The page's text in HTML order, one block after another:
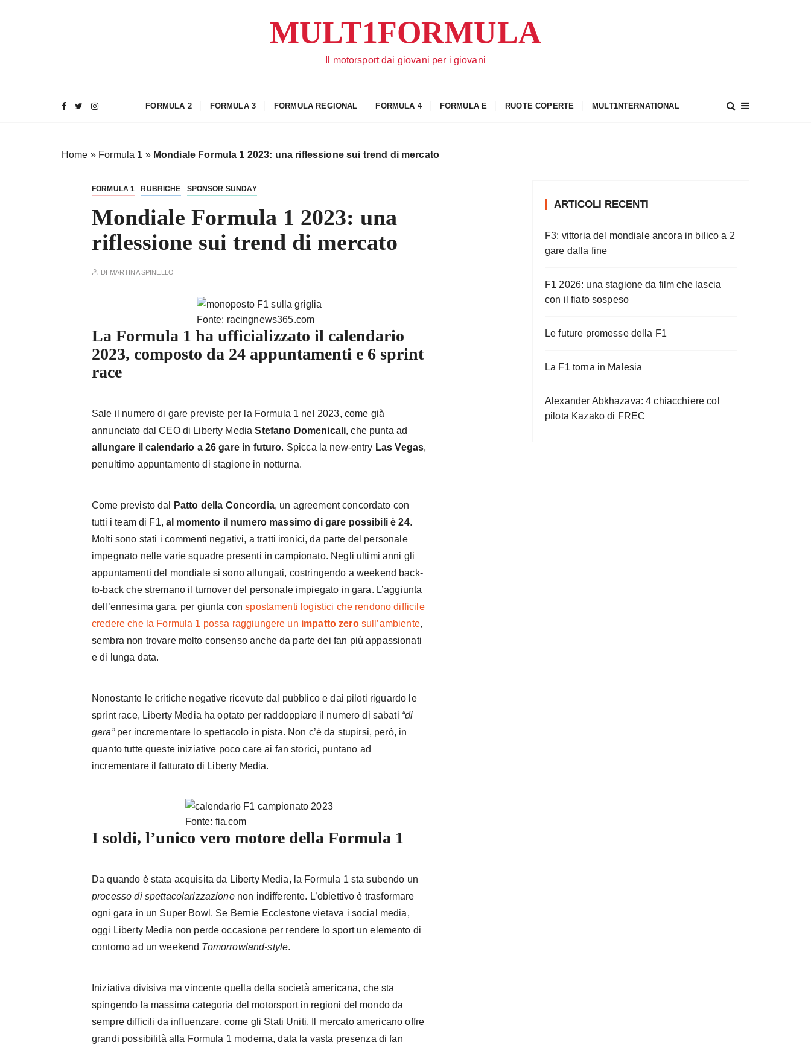
MULT1FORMULA
Il motorsport dai giovani per i giovani
FORMULA 2 FORMULA 3 FORMULA REGIONAL FORMULA 4 FORMULA E RUOTE COPERTE MULT1NTERNATIONAL
Home » Formula 1 » Mondiale Formula 1 2023: una riflessione sui trend di mercato
FORMULA 1 RUBRICHE SPONSOR SUNDAY
Mondiale Formula 1 2023: una
riflessione sui trend di mercato
DI MARTINA SPINELLO
Fonte: racingnews365.com
La Formula 1 ha ufficializzato il calendario
2023, composto da 24 appuntamenti e 6 sprint
race
Sale il numero di gare previste per la Formula 1 nel 2023, come già
annunciato dal CEO di Liberty MediaStefano Domenicali, che punta ad
allungare il calendario a 26 gare in futuro. Spicca la new-entry Las Vegas,
penultimo appuntamento di stagione in notturna.
Come previsto dal Patto della Concordia, un agreement concordato con
tutti i team di F1,al momento il numero massimo di gare possibili è 24.
Molti sono stati i commenti negativi, a tratti ironici, da parte del personale
impegnato nelle varie squadre presenti in campionato. Negli ultimi anni gli
appuntamenti del mondiale si sono allungati, costringendo a weekend back-
to-back che stremano il turnover del personale impiegato in gara. L’aggiunta
dell’ennesima gara, per giunta conspostamenti logistici che rendono difficile
credere che la Formula 1 possa raggiungere un impatto zerosull’ambiente,
sembra non trovare molto consenso anche da parte dei fan più appassionati
e di lunga data.
Nonostante le critiche negative ricevute dal pubblico e dai piloti riguardo le
sprint race, Liberty Media ha optato per raddoppiare il numero di sabati “di
gara”per incrementare lo spettacolo in pista. Non c’è da stupirsi, però, in
quanto tutte queste iniziative poco care ai fan storici, puntano ad
incrementare il fatturato di Liberty Media.
Fonte: fia.com
I soldi, l’unico vero motore della Formula 1
Da quando è stata acquisita da Liberty Media, la Formula 1 sta subendo un
processo di spettacolarizzazionenon indifferente. L’obiettivo è trasformare
ogni gara in un Super Bowl. Se Bernie Ecclestone vietava i social media,
oggi Liberty Media non perde occasione per rendere lo sport un elemento di
contorno ad un weekend Tomorrowland-style.
Iniziativa divisiva ma vincente quella della società americana, che sta
spingendo la massima categoria del motorsport in regioni del mondo da
sempre difficili da influenzare, come gli Stati Uniti. Il mercato americano offre
grandi possibilità alla Formula 1 moderna, data la vasta presenza di fan
ARTICOLI RECENTI
F3: vittoria del mondiale ancora in bilico a 2
gare dalla fine
F1 2026: una stagione da film che lascia
con il fiato sospeso
Le future promesse della F1
La F1 torna in Malesia
Alexander Abkhazava: 4 chiacchiere col
pilota Kazako di FREC